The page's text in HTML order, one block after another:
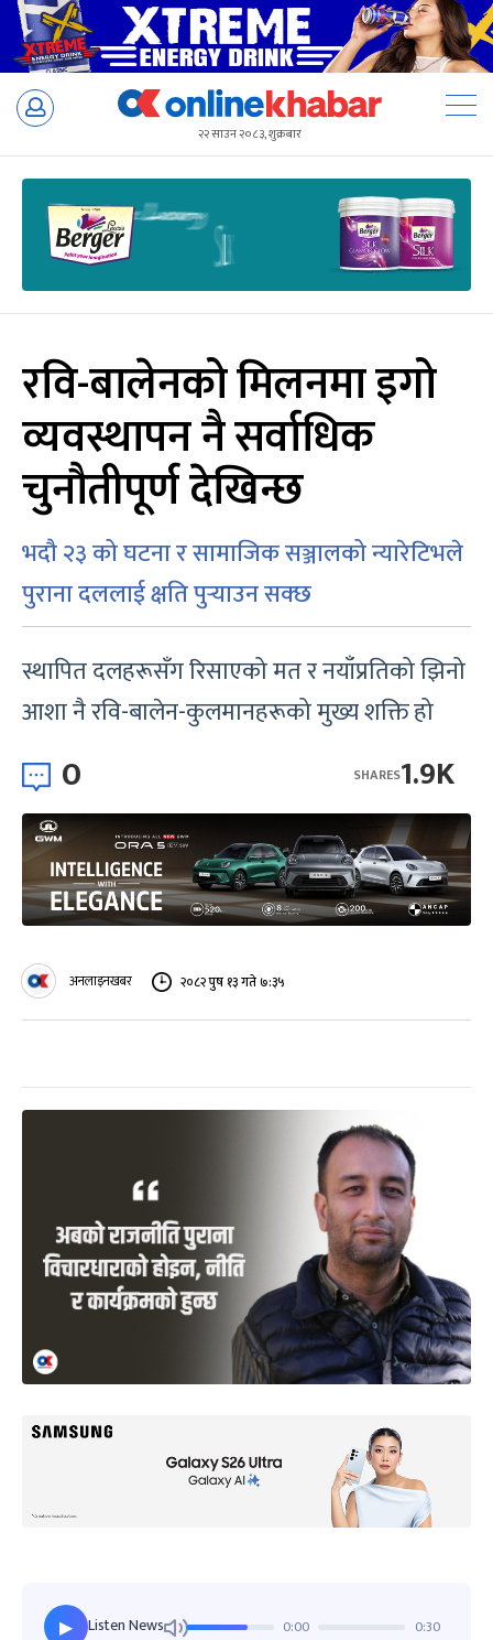
Skip
२२ साउन २०८३, शुक्रबार
रवि-बालेनको मिलनमा इगो
व्यवस्थापन नै सर्वाधिक
चुनौतीपूर्ण देखिन्छ
भदौ २३ को घटना र सामाजिक सञ्जालको न्यारेटिभले
पुराना दललाई क्षति पुर्‍याउन सक्छ
स्थापित दलहरूसँग रिसाएको मत र नयाँप्रतिको झिनो
आशा नै रवि-बालेन-कुलमानहरूको मुख्य शक्ति हो
0 1.9K
SHARES
अनलाइनखबर २०८२ पुष १३ गते ७:३५
▶ Listen News 0:00 0:30